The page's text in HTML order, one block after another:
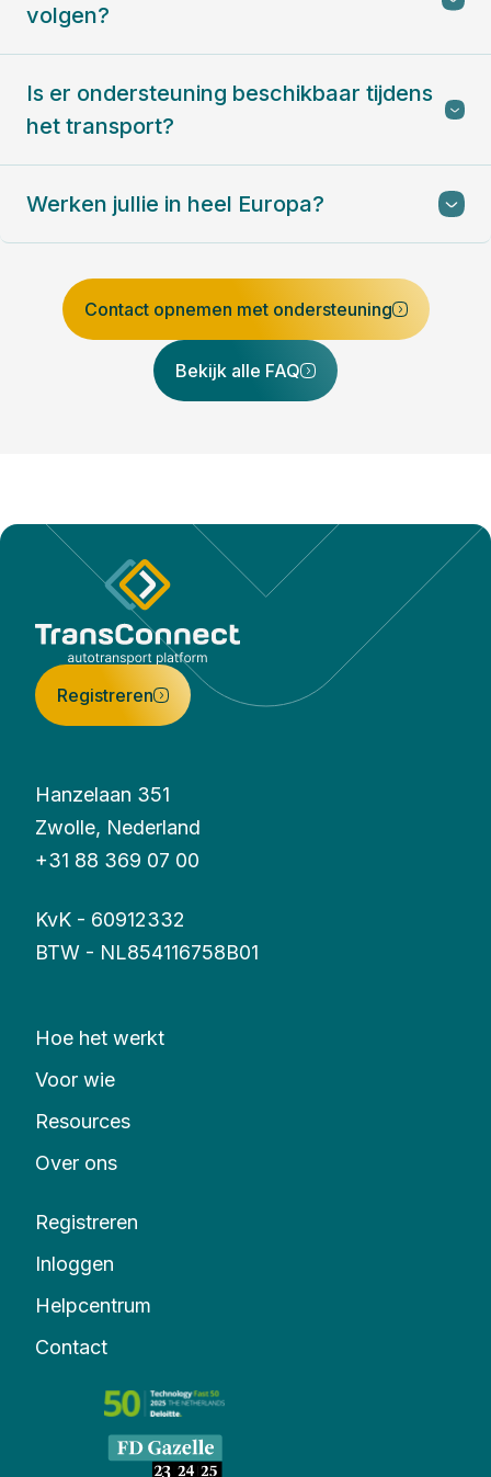
volgen?
Is er ondersteuning beschikbaar tijdens
het transport?
Werken jullie in heel Europa?
Contact opnemen met ondersteuning
Bekijk alle FAQ
Registreren
Hanzelaan 351
Zwolle, Nederland
+31 88 369 07 00
KvK - 60912332
BTW - NL854116758B01
Hoe het werkt
Voor wie
Resources
Over ons
Registreren
Inloggen
Helpcentrum
Contact